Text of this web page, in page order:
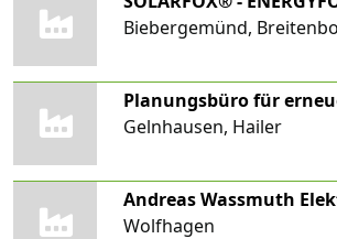
Biebergemünd,
Gelnhausen, Hailer
Andreas Wassmuth
Wolfhagen